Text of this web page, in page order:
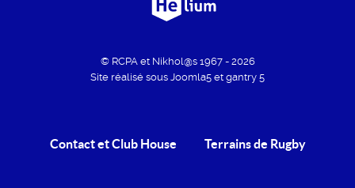
© RCPA et Nikhol@s 1967 - 2026
Site réalisé sous Joomla5 et gantry 5
Contact et Club House Terrains de Rugby